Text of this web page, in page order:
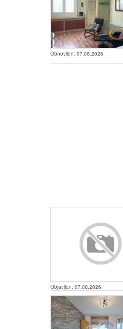
Obnovljen: 07.08.2026.
Objavljen: 07.08.2026.